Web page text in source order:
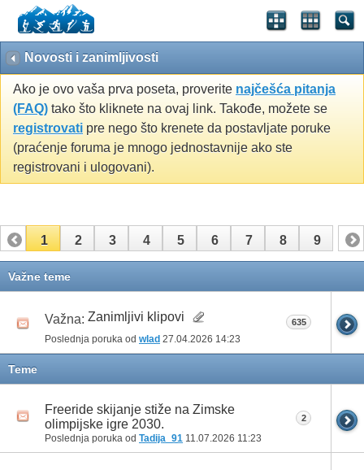
Novosti i zanimljivosti
Ako je ovo vaša prva poseta, proverite najčešća pitanja
(FAQ) tako što kliknete na ovaj link. Takođe, možete se
registrovati pre nego što krenete da postavljate poruke
(praćenje foruma je mnogo jednostavnije ako ste
registrovani i ulogovani).
1 2 3 4 5 6 7 8 9
Važne teme
Važna: Zanimljivi klipovi
Poslednja poruka od wlad 27.04.2026 14:23
635
Teme
Freeride skijanje stiže na Zimske
olimpijske igre 2030.
Poslednja poruka od Tadija_91 11.07.2026 11:23
2